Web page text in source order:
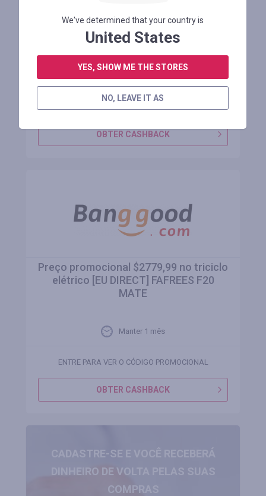
FAFREES F20 ULTRA, motor de 750 W,
bateria de 48 V 25 Ah, 20
OBTER CASHBACK
Preço promocional $2779,99 no triciclo
elétrico [EU DIRECT] FAFREES F20
MATE
Manter 1 mês
ENTRE PARA VER O CÓDIGO PROMOCIONAL
OBTER CASHBACK
CADASTRE-SE E VOCÊ RECEBERÁ
DINHEIRO DE VOLTA PELAS SUAS
COMPRAS
We've determined that your country is
United States
YES, SHOW ME THE STORES
NO, LEAVE IT AS